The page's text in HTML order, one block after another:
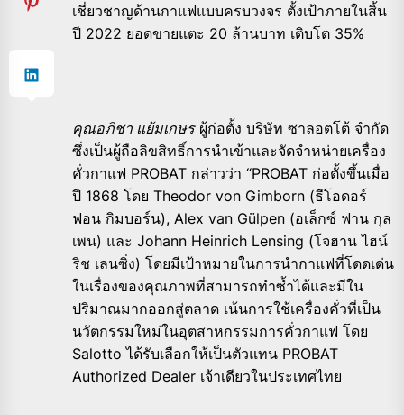
เชี่ยวชาญด้านกาแฟแบบครบวงจร ตั้งเป้าภายในสิ้น
ปี 2022 ยอดขายแตะ 20 ล้านบาท เติบโต 35%
คุณอภิชา แย้มเกษรผู้ก่อตั้ง บริษัท ซาลอตโต้ จำกัด
ซึ่งเป็นผู้ถือลิขสิทธิ์การนำเข้าและจัดจำหน่ายเครื่อง
คั่วกาแฟ PROBAT กล่าวว่า “PROBAT ก่อตั้งขึ้นเมื่อ
ปี 1868 โดย Theodor von Gimborn (ธีโอดอร์
ฟอน กิมบอร์น), Alex van Gülpen (อเล็กซ์ ฟาน กุล
เพน) และ Johann Heinrich Lensing (โจฮาน ไฮน์
ริช เลนซิ่ง) โดยมีเป้าหมายในการนำกาแฟที่โดดเด่น
ในเรื่องของคุณภาพที่สามารถทำซ้ำได้และมีใน
ปริมาณมากออกสู่ตลาด เน้นการใช้เครื่องคั่วที่เป็น
นวัตกรรมใหม่ในอุตสาหกรรมการคั่วกาแฟ โดย
Salotto ได้รับเลือกให้เป็นตัวแทน PROBAT
Authorized Dealer เจ้าเดียวในประเทศไทย